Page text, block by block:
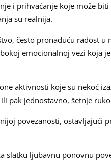
i prihvaćanje koje može
su realnija.
često pronađuću radost
emocionalnoj vezi koja
aktivnosti koje su nekoć
pak jednostavno, šetnje
povezanosti, ostavljajući
slatku ljubavnu ponovnu